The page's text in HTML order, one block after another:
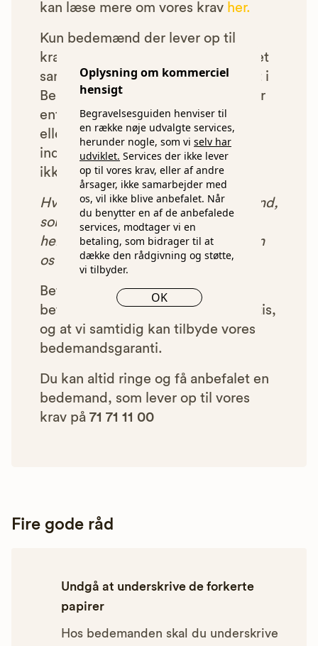
Oplysning om kommerciel
hensigt
Begravelsesguiden henviser til
en række nøje udvalgte services,
herunder nogle, som vi selv har
udviklet. Services der ikke lever
op til vores krav, eller af andre
årsager, ikke samarbejder med
os, vil ikke blive anbefalet. Når
du benytter en af de anbefalede
services, modtager vi en
betaling, som bidrager til at
dække den rådgivning og støtte,
vi tilbyder.
OK
kan læse mere om vores krav her.
Kun bedemænd der lever op til
kravene har mulighed for at indgå et
samarbejde med os om at blive vist i
Begravelsesguiden. Bedemænd der
enten ikke lever op til vores krav,
eller som af andre årsager ikke har
indgået et samarbejde med os, vil
ikke blive vist i vores anbefalinger.
Hver gang du benytter en bedemand,
som vi har godkendt, anbefalet og
henvist dig til, betaler bedemanden
os et beløb for denne henvisning.
Betalingen for vores henvisninger
betyder, at vores rådgivning er gratis,
og at vi samtidig kan tilbyde vores
bedemandsgaranti.
Du kan altid ringe og få anbefalet en
bedemand, som lever op til vores
krav på 71 71 11 00
Fire gode råd
Undgå at underskrive de forkerte
papirer
Hos bedemanden skal du underskrive